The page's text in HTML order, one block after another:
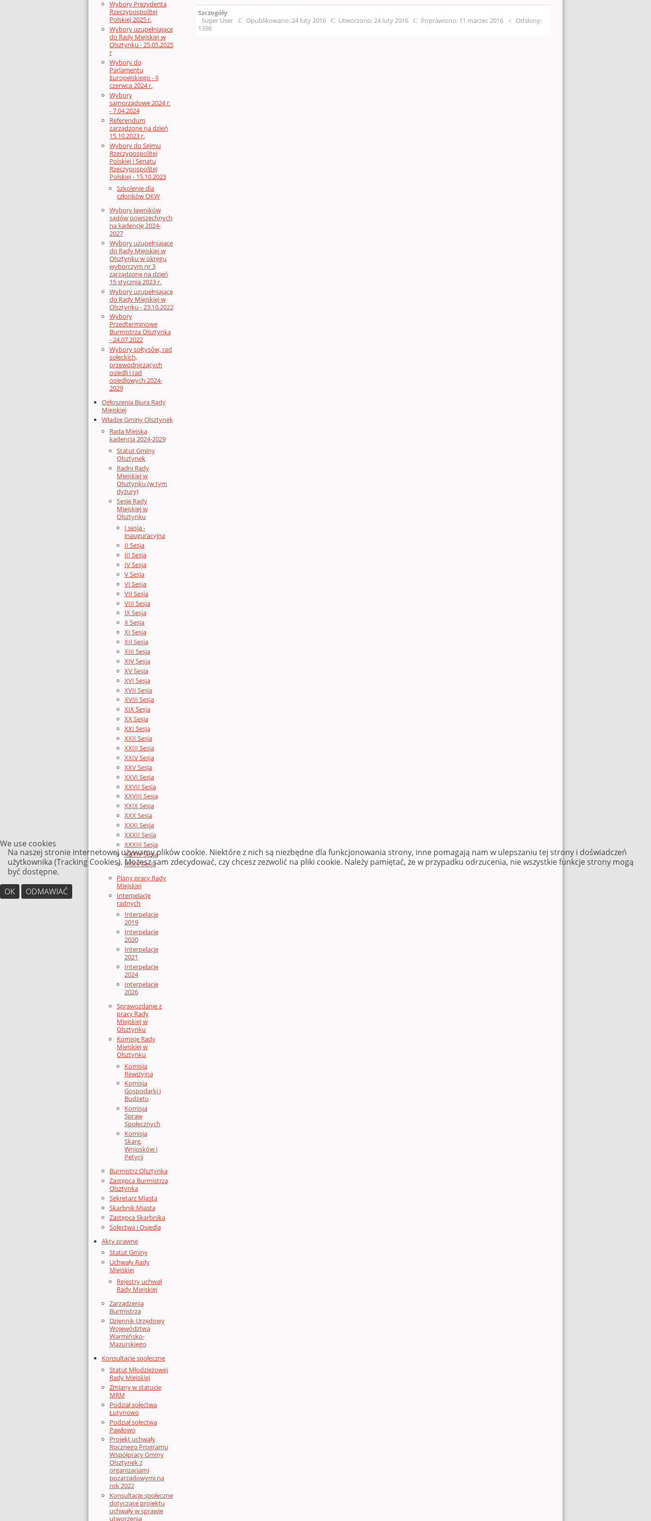
Wybory Prezydenta
Rzeczypospolitej
Polskiej 2025 r.
Wybory uzupełniające
do Rady Miejskiej w
Olsztynku - 25.05.2025
r
Wybory do
Parlamentu
Europejskiego - 9
czerwca 2024 r.
Wybory
samorządowe 2024 r.
- 7.04.2024
Referendum
zarządzone na dzień
15.10.2023 r.
Wybory do Sejmu
Rzeczypospolitej
Polskiej i Senatu
Rzeczypospolitej
Polskiej - 15.10.2023
Szkolenie dla
członków OKW
Wybory ławników
sądów powszechnych
na kadencję 2024-
2027
Wybory uzupełniające
do Rady Miejskiej w
Olsztynku w okręgu
wyborczym nr 3
zarządzone na dzień
15 stycznia 2023 r.
Wybory uzupełniające
do Rady Miejskiej w
Olsztynku - 23.10.2022
Wybory
Przedterminowe
Burmistrza Olsztynka
- 24.07.2022
Wybory sołtysów, rad
sołeckich,
przewodniczących
osiedli i rad
osiedlowych 2024-
2029
Ogłoszenia Biura Rady
Miejskiej
Władze Gminy Olsztynek
Rada Miejska
kadencja 2024-2029
Statut Gminy
Olsztynek
Radni Rady
Miejskiej w
Olsztynku (w tym
dyżury)
Sesje Rady
Miejskiej w
Olsztynku
I sesja -
inauguracyjna
II Sesja
III Sesja
IV Sesja
V Sesja
VI Sesja
VII Sesja
VIII Sesja
IX Sesja
X Sesja
XI Sesja
XII Sesja
XIII Sesja
XIV Sesja
XV Sesja
XVI Sesja
XVII Sesja
XVIII Sesja
XIX Sesja
XX Sesja
XXI Sesja
XXII Sesja
XXIII Sesja
XXIV Sesja
XXV Sesja
XXVI Sesja
XXVII Sesja
XXVIII Sesja
XXIX Sesja
XXX Sesja
XXXI Sesja
XXXII Sesja
XXXIII Sesja
XXXIV Sesja
XXXV Sesja
Plany pracy Rady
Miejskiej
Interpelacje
radnych
Interpelacje
2019
Interpelacje
2020
Interpelacje
2021
Interpelacje
2024
Interpelacje
2026
Sprawozdanie z
pracy Rady
Miejskiej w
Olsztynku
Komisje Rady
Miejskiej w
Olsztynku
Komisja
Rewizyjna
Komisja
Gospodarki i
Budżetu
Komisja
Spraw
Społecznych
Komisja
Skarg,
Wniosków i
Petycji
Burmistrz Olsztynka
Zastępca Burmistrza
Olsztynka
Sekretarz Miasta
Skarbnik Miasta
Zastępca Skarbnika
Sołectwa i Osiedla
Akty prawne
Statut Gminy
Uchwały Rady
Miejskiej
Rejestry uchwał
Rady Miejskiej
Zarządzenia
Burmistrza
Dziennik Urzędowy
Województwa
Warmińsko-
Mazurskiego
Konsultacje społeczne
Statut Młodzieżowej
Rady Miejskiej
Zmiany w statucie
MRM
Podział sołectwa
Łutynowo
Podział sołectwa
Pawłowo
Projekt uchwały
Rocznego Programu
Współpracy Gminy
Olsztynek z
organizacjami
pozarządowymi na
rok 2022
Konsultacje społeczne
dotyczące projektu
uchwały w sprawie
utworzenia
Szczegóły
Super User
Opublikowano: 24 luty 2016 Utworzono: 24 luty 2016 Poprawiono: 11 marzec 2016
Odsłony:
1396
We use cookies
Na naszej stronie internetowej używamy plików cookie. Niektóre z nich są niezbędne dla funkcjonowania strony, inne pomagają nam w ulepszaniu tej strony i doświadczeń
użytkownika (Tracking Cookies). Możesz sam zdecydować, czy chcesz zezwolić na pliki cookie. Należy pamiętać, że w przypadku odrzucenia, nie wszystkie funkcje strony mogą
być dostępne.
OK
ODMAWIAĆ